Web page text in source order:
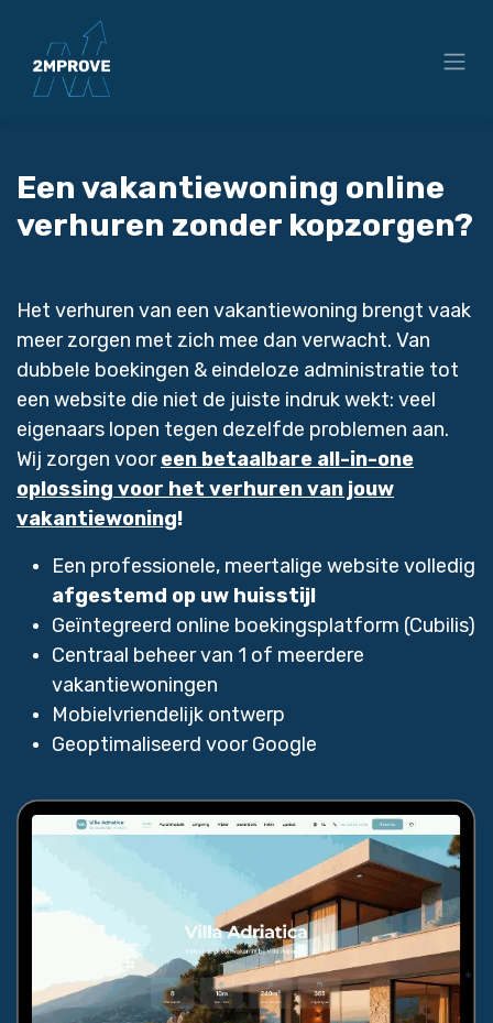
Een vakantiewoning online
verhuren zonder kopzorgen?
Het verhuren van een vakantiewoning brengt vaak
meer zorgen met zich mee dan verwacht. Van
dubbele boekingen & eindeloze administratie tot
een website die niet de juiste indruk wekt: veel
eigenaars lopen tegen dezelfde problemen aan.
Wij zorgen vooreen betaalbare all-in-one
oplossing voor het verhuren van jouw
vakantiewoning!
Een professionele, meertalige website volledig
afgestemd op uw huisstijl
Geïntegreerd online boekingsplatform (Cubilis)
Centraal beheer van 1 of meerdere
vakantiewoningen
Mobielvriendelijk ontwerp
Geoptimaliseerd voor Google